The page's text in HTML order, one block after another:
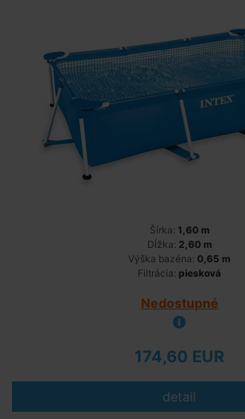
Šírka: 1,60 m
Dĺžka: 2,60 m
Výška bazéna: 0,65 m
Filtrácia: piesková
Nedostupné
174,60 EUR
detail